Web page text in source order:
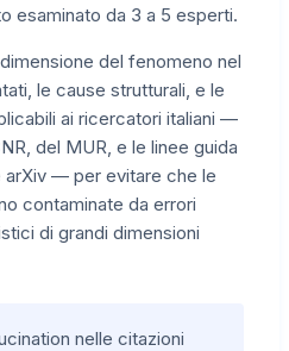
esaminato da 3 a 5 esperti.
del fenomeno nel
le cause strutturali, e le
ai ricercatori italiani —
del MUR, e le linee guida
arXiv — per evitare che le
contaminate da errori
di grandi dimensioni
nelle citazioni